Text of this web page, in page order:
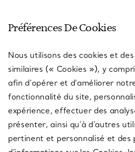
SERVICES
À PROPOS
QUESTIONS LÉGALES
Préférences De Cookies
Nous utilisons des cookies et
similaires (« Cookies »), y
afin d’opérer et d’améliorer
fonctionnalité du site,
expérience, effectuer des
présenter, ainsi qu’à d’autres
pertinent et personnalisé et des